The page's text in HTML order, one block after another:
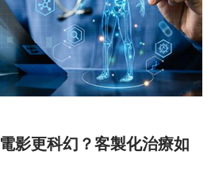
影更科幻？客製化治療如